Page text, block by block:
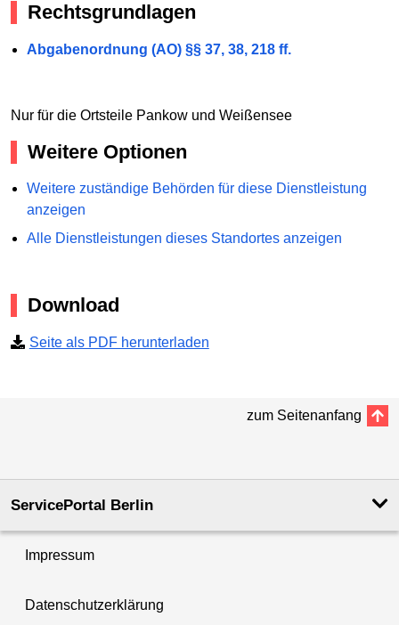
Rechtsgrundlagen
Abgabenordnung (AO) §§ 37, 38, 218 ff.
Nur für die Ortsteile Pankow und Weißensee
Weitere Optionen
Weitere zuständige Behörden für diese Dienstleistung
anzeigen
Alle Dienstleistungen dieses Standortes anzeigen
Download
Seite als PDF herunterladen
zum Seitenanfang
ServicePortal Berlin
Impressum
Datenschutzerklärung